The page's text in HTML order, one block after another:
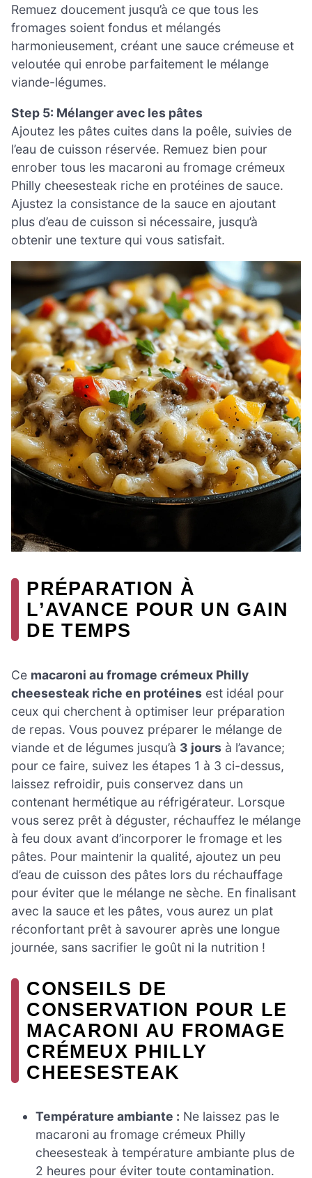
Remuez doucement jusqu’à ce que tous les
fromages soient fondus et mélangés
harmonieusement, créant une sauce crémeuse et
veloutée qui enrobe parfaitement le mélange
viande-légumes.
Step 5: Mélanger avec les pâtes
Ajoutez les pâtes cuites dans la poêle, suivies de
l’eau de cuisson réservée. Remuez bien pour
enrober tous les macaroni au fromage crémeux
Philly cheesesteak riche en protéines de sauce.
Ajustez la consistance de la sauce en ajoutant
plus d’eau de cuisson si nécessaire, jusqu’à
obtenir une texture qui vous satisfait.
PRÉPARATION À
L’AVANCE POUR UN GAIN
DE TEMPS
Ce macaroni au fromage crémeux Philly
cheesesteak riche en protéines est idéal pour
ceux qui cherchent à optimiser leur préparation
de repas. Vous pouvez préparer le mélange de
viande et de légumes jusqu’à 3 jours à l’avance;
pour ce faire, suivez les étapes 1 à 3 ci-dessus,
laissez refroidir, puis conservez dans un
contenant hermétique au réfrigérateur. Lorsque
vous serez prêt à déguster, réchauffez le mélange
à feu doux avant d’incorporer le fromage et les
pâtes. Pour maintenir la qualité, ajoutez un peu
d’eau de cuisson des pâtes lors du réchauffage
pour éviter que le mélange ne sèche. En finalisant
avec la sauce et les pâtes, vous aurez un plat
réconfortant prêt à savourer après une longue
journée, sans sacrifier le goût ni la nutrition !
CONSEILS DE
CONSERVATION POUR LE
MACARONI AU FROMAGE
CRÉMEUX PHILLY
CHEESESTEAK
Température ambiante : Ne laissez pas le
macaroni au fromage crémeux Philly
cheesesteak à température ambiante plus de
2 heures pour éviter toute contamination.